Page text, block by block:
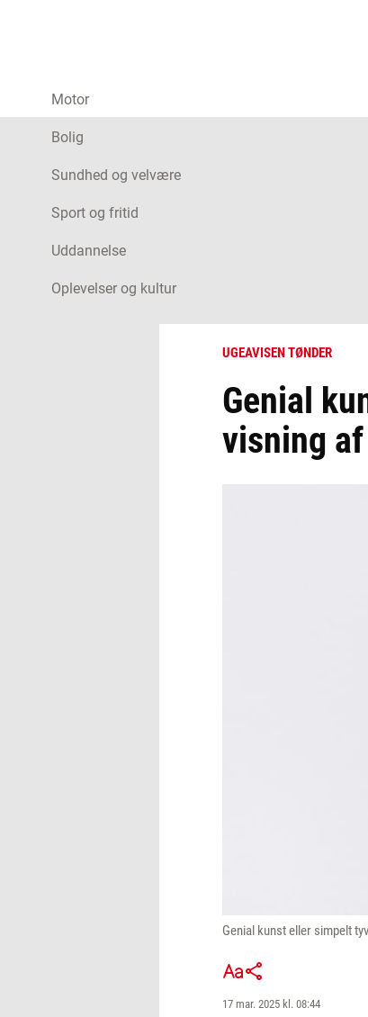
Motor
Bolig
Sundhed og velvære
Sport og fritid
Uddannelse
Oplevelser og kultur
UGEAVISEN TØNDER
Genial
visning af
Genial kunst eller simpelt
17 mar. 2025 kl. 08:44